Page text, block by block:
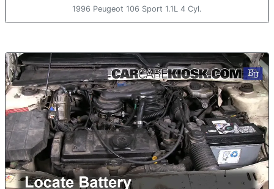
1996 Peugeot 106 Sport 1.1L 4 Cyl.